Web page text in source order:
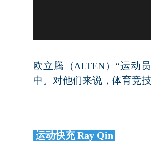
欧立腾（ALTEN）“运动
中。对他们来说，体育竞
运动快充 Ray Qin